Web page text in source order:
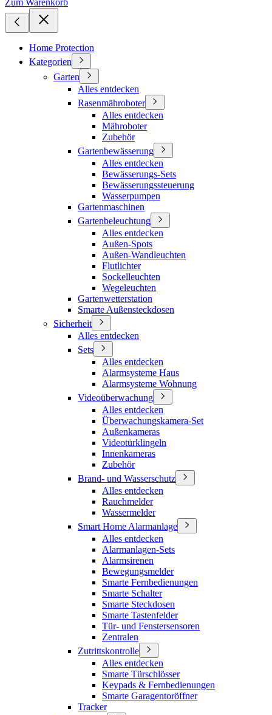
Zum Warenkorb
Home Protection
Kategorien
Garten
Alles entdecken
Rasenmähroboter
Alles entdecken
Mähroboter
Zubehör
Gartenbewässerung
Alles entdecken
Bewässerungs-Sets
Bewässerungssteuerung
Wasserpumpen
Gartenmaschinen
Gartenbeleuchtung
Alles entdecken
Außen-Spots
Außen-Wandleuchten
Flutlichter
Sockelleuchten
Wegeleuchten
Gartenwetterstation
Smarte Außensteckdosen
Sicherheit
Alles entdecken
Sets
Alles entdecken
Alarmsysteme Haus
Alarmsysteme Wohnung
Videoüberwachung
Alles entdecken
Überwachungskamera-Set
Außenkameras
Videotürklingeln
Innenkameras
Zubehör
Brand- und Wasserschutz
Alles entdecken
Rauchmelder
Wassermelder
Smart Home Alarmanlage
Alles entdecken
Alarmanlagen-Sets
Alarmsirenen
Bewegungsmelder
Smarte Fernbedienungen
Smarte Schalter
Smarte Steckdosen
Smarte Tastenfelder
Tür- und Fenstersensoren
Zentralen
Zutrittskontrolle
Alles entdecken
Smarte Türschlösser
Keypads & Fernbedienungen
Smarte Garagentoröffner
Tracker